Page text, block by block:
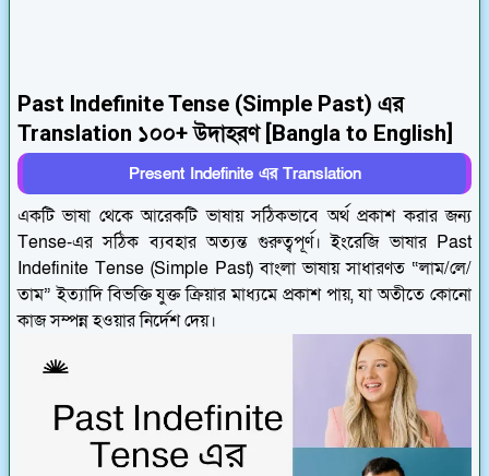
Past Indefinite Tense (Simple Past) এর
Translation ১০০+ উদাহরণ [Bangla to English]
Present Indefinite এর Translation
একটি ভাষা থেকে আরেকটি ভাষায় সঠিকভাবে অর্থ প্রকাশ করার জন্য
Tense-এর সঠিক ব্যবহার অত্যন্ত গুরুত্বপূর্ণ। ইংরেজি ভাষার Past
Indefinite Tense (Simple Past) বাংলা ভাষায় সাধারণত “লাম/লে/
তাম” ইত্যাদি বিভক্তি যুক্ত ক্রিয়ার মাধ্যমে প্রকাশ পায়, যা অতীতে কোনো
কাজ সম্পন্ন হওয়ার নির্দেশ দেয়।